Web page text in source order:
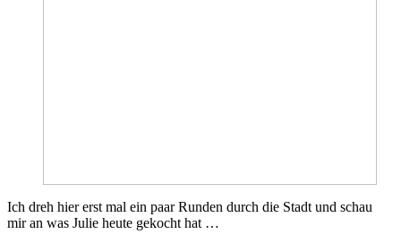
Ich dreh hier erst mal ein paar Runden durch die Stadt und schau
mir an was Julie heute gekocht hat …